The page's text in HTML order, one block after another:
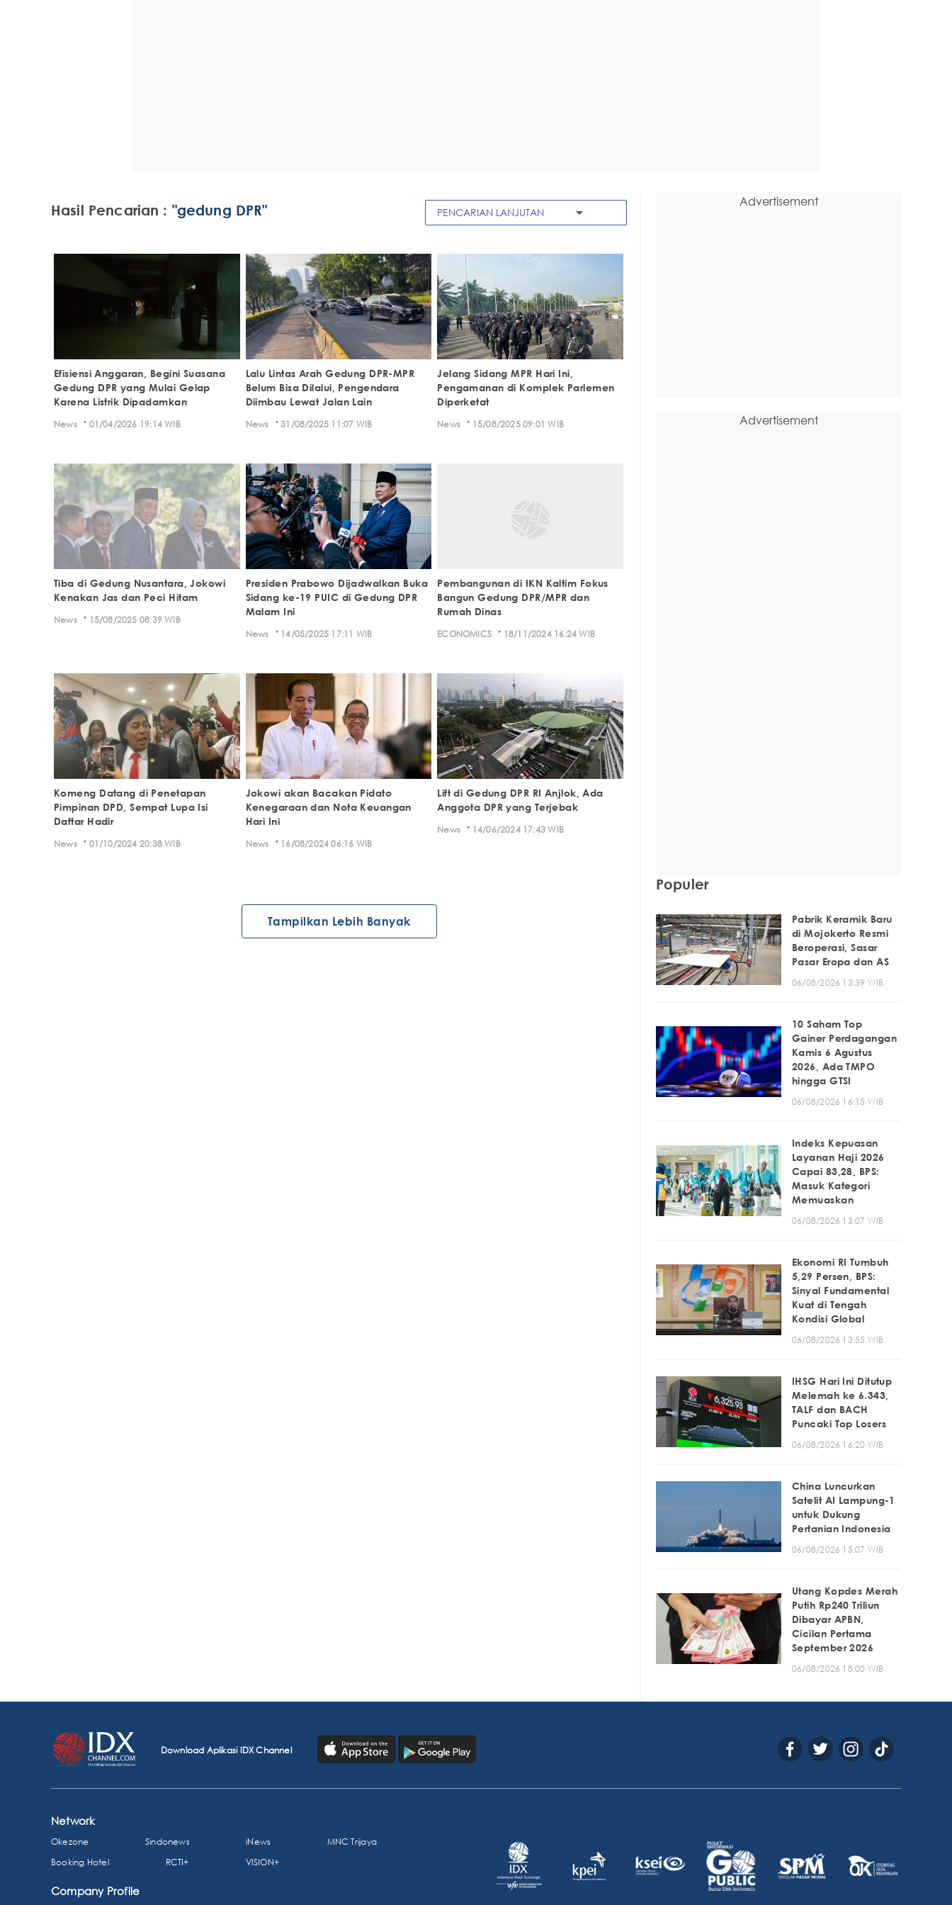
Hasil Pencarian : "gedung DPR" PENCARIAN LANJUTAN arrow_drop_down
Efisiensi Anggaran, Begini Suasana
Gedung DPR yang Mulai Gelap
Karena Listrik Dipadamkan
News · 01/04/2026 19:14 WIB
Lalu Lintas Arah Gedung DPR-MPR
Belum Bisa Dilalui, Pengendara
Diimbau Lewat Jalan Lain
News · 31/08/2025 11:07 WIB
Jelang Sidang MPR Hari Ini,
Pengamanan di Komplek Parlemen
Diperketat
News · 15/08/2025 09:01 WIB
Tiba di Gedung Nusantara, Jokowi
Kenakan Jas dan Peci Hitam
News · 15/08/2025 08:39 WIB
Presiden Prabowo Dijadwalkan Buka
Sidang ke-19 PUIC di Gedung DPR
Malam Ini
News · 14/05/2025 17:11 WIB
Pembangunan di IKN Kaltim Fokus
Bangun Gedung DPR/MPR dan
Rumah Dinas
ECONOMICS · 18/11/2024 16:24 WIB
Komeng Datang di Penetapan
Pimpinan DPD, Sempat Lupa Isi
Daftar Hadir
News · 01/10/2024 20:38 WIB
Jokowi akan Bacakan Pidato
Kenegaraan dan Nota Keuangan
Hari Ini
News · 16/08/2024 06:16 WIB
Lift di Gedung DPR RI Anjlok, Ada
Anggota DPR yang Terjebak
News · 14/06/2024 17:43 WIB
Tampilkan Lebih Banyak
Advertisement
Advertisement
Populer
Pabrik Keramik Baru
di Mojokerto Resmi
Beroperasi, Sasar
Pasar Eropa dan AS
06/08/2026 13:39 WIB
10 Saham Top
Gainer Perdagangan
Kamis 6 Agustus
2026, Ada TMPO
hingga GTSI
06/08/2026 16:15 WIB
Indeks Kepuasan
Layanan Haji 2026
Capai 83,28, BPS:
Masuk Kategori
Memuaskan
06/08/2026 13:07 WIB
Ekonomi RI Tumbuh
5,29 Persen, BPS:
Sinyal Fundamental
Kuat di Tengah
Kondisi Global
06/08/2026 13:55 WIB
IHSG Hari Ini Ditutup
Melemah ke 6.343,
TALF dan BACH
Puncaki Top Losers
06/08/2026 16:20 WIB
China Luncurkan
Satelit AI Lampung-1
untuk Dukung
Pertanian Indonesia
06/08/2026 15:07 WIB
Utang Kopdes Merah
Putih Rp240 Triliun
Dibayar APBN,
Cicilan Pertama
September 2026
06/08/2026 18:00 WIB
Download Aplikasi IDX Channel
Network
Okezone Sindonews iNews
MNC Trijaya
Booking Hotel
RCTI+ VISION+
Company Profile